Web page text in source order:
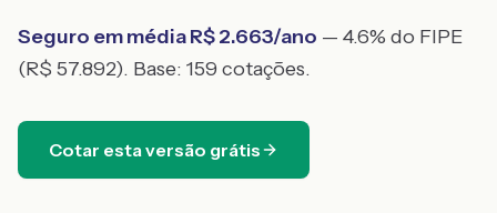
Seguro em média R$2.663/ano — 4.6% do FIPE
(R$ 57.892). Base: 159 cotações.
Cotar esta versão grátis